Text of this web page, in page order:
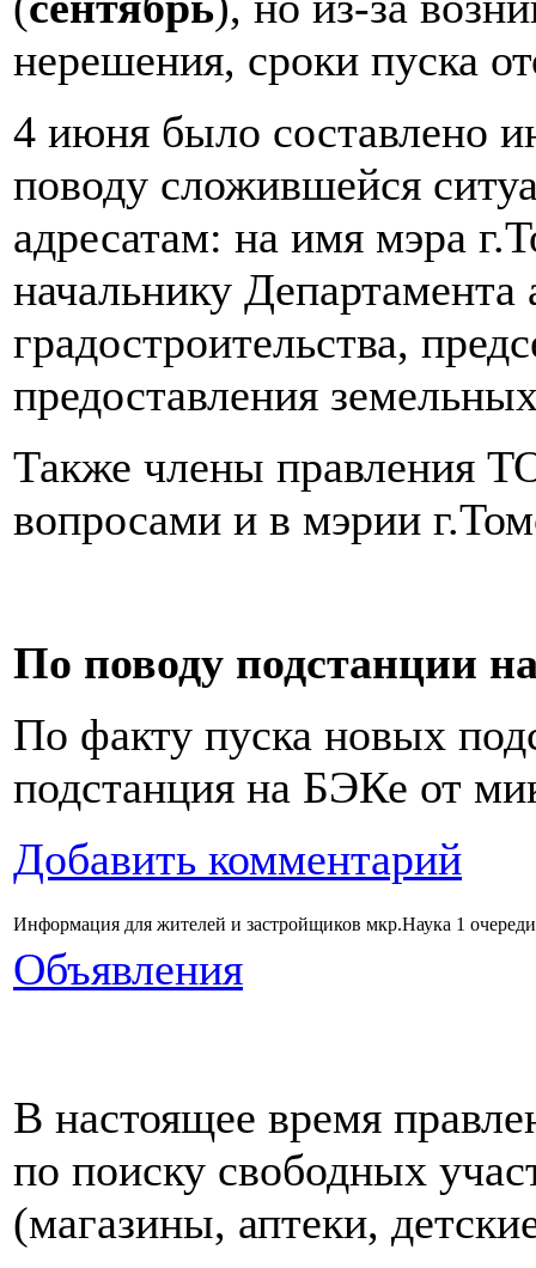
нерешения, сроки пуска
4 июня было составлено
поводу сложившейся
адресатам: на имя мэра
начальнику Департамента
градостроительства,
предоставления
Также члены правления
вопросами и в мэрии
По поводу подстанции
По факту пуска новых
подстанция на БЭКе от
Добавить комментарий
Информация для жителей и застройщиков мкр.Наука 1 очереди
Объявления
В настоящее время
по поиску свободных
(магазины, аптеки,